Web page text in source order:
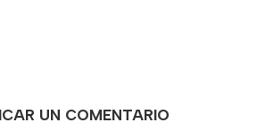
UN COMENTARIO